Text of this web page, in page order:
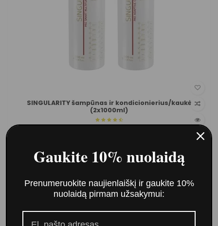
SINGULARITY šampūnas ir kondicionierius/kaukė
(2x1000ml)
Gaukite 10% nuolaidą
Prenumeruokite naujienlaiškį ir gaukite 10%
nuolaidą pirmam užsakymui: